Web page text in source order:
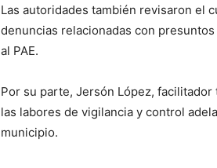
Las autoridades también revisaron el
denuncias relacionadas con
al PAE.
Por su parte, Jersón López,
las labores de vigilancia y control
municipio.